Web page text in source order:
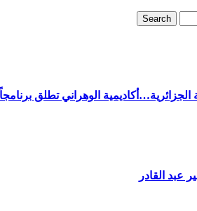
Search
الوهراني تطلق برنامجاً
عبد القادر